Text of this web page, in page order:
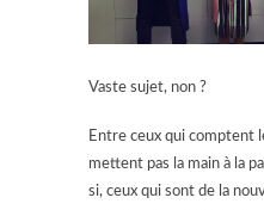
Vaste sujet, non ?
Entre ceux qui comptent
mettent pas la main à la
si, ceux qui sont de la